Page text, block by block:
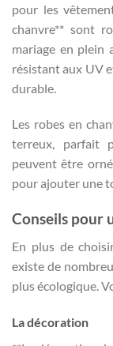
pour les
chanvre** sont
mariage en plein
résistant aux UV
durable.
Les robes en
terreux, parfait
peuvent être
pour ajouter une
Conseils pour
En plus de
existe de
plus écologique.
La décoration